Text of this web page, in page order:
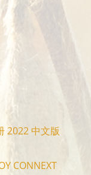
2022 中文版
CONNEXT